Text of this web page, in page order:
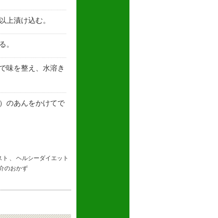
上漬け込む。
。
味を整え、水溶き
のあんをかけてで
ト
ヘルシーダイエット
のおかず